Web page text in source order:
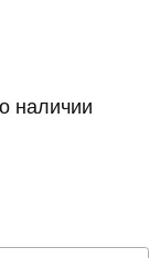
наличии